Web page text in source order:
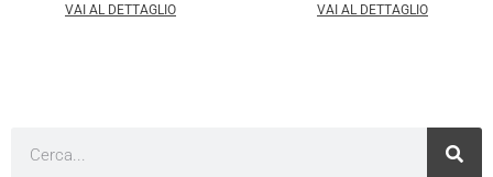
VAI AL DETTAGLIO VAI AL DETTAGLIO